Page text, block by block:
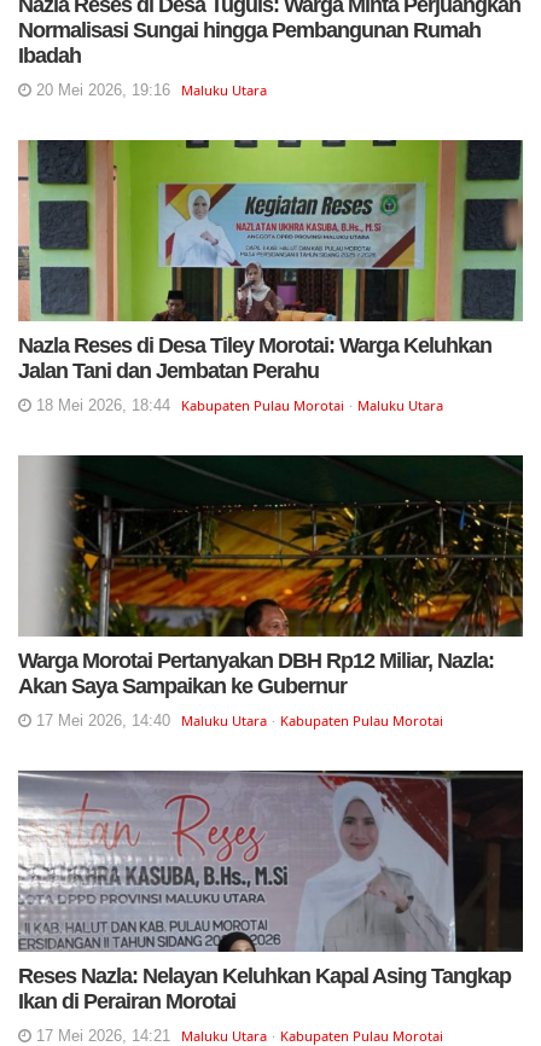
Nazla Reses di Desa Tuguis: Warga Minta Perjuangkan
Normalisasi Sungai hingga Pembangunan Rumah
Ibadah
20 Mei 2026, 19:16 Maluku Utara
Nazla Reses di Desa Tiley Morotai: Warga Keluhkan
Jalan Tani dan Jembatan Perahu
18 Mei 2026, 18:44 Kabupaten Pulau Morotai Maluku Utara
Warga Morotai Pertanyakan DBH Rp12 Miliar, Nazla:
Akan Saya Sampaikan ke Gubernur
17 Mei 2026, 14:40 Maluku Utara Kabupaten Pulau Morotai
Reses Nazla: Nelayan Keluhkan Kapal Asing Tangkap
Ikan di Perairan Morotai
17 Mei 2026, 14:21 Maluku Utara Kabupaten Pulau Morotai